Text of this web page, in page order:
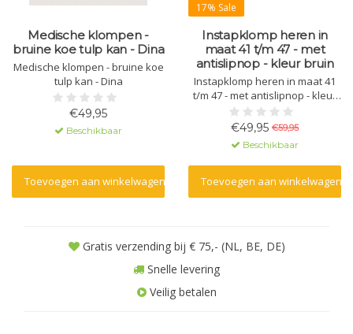
Medische klompen -
bruine koe tulp kan - Dina
Medische klompen - bruine koe
tulp kan - Dina
€49,95
Beschikbaar
Toevoegen aan winkelwagen
17% Sale
Instapklomp heren in
maat 41 t/m 47 - met
antislipnop - kleur bruin
Instapklomp heren in maat 41
t/m 47 - met antislipnop - kleur
bruin
€49,95 €59,95
Beschikbaar
Toevoegen aan winkelwagen
Gratis verzending bij € 75,- (NL, BE, DE)
Snelle levering
Veilig betalen